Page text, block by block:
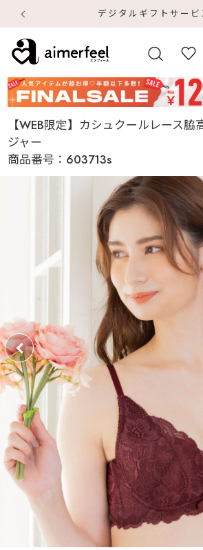
デジタルギフトサービ
【WEB限定】カシュクールレース脇
ジャー
商品番号： 603713s